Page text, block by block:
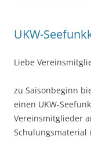
UKW-
Liebe
zu Saisonbeginn
einen UKW-
Vereinsmitglieder
Schulungsmaterial